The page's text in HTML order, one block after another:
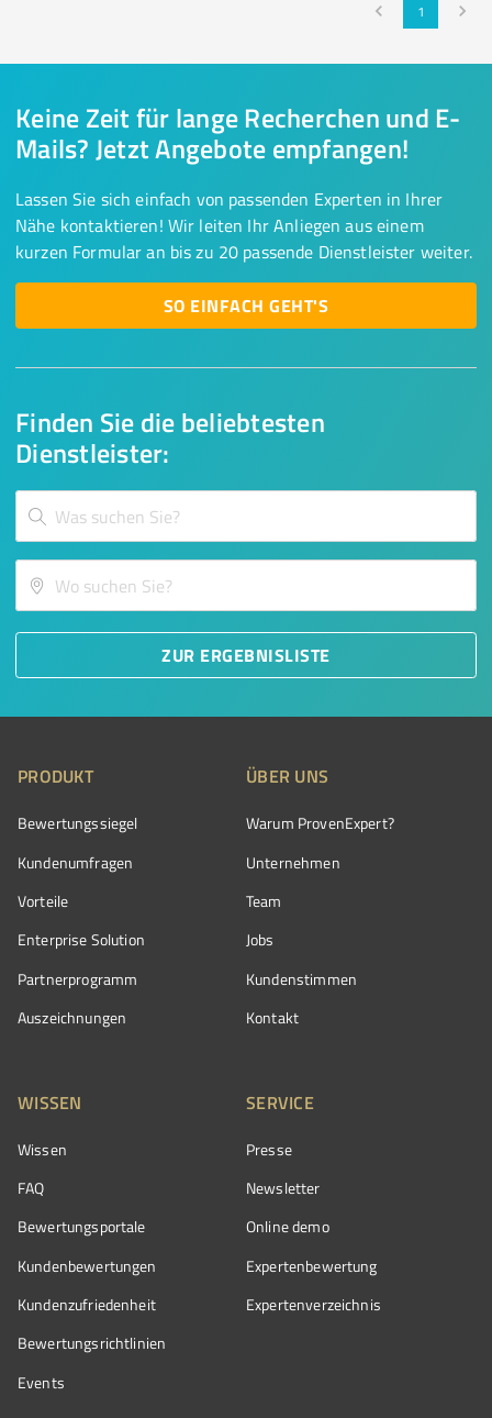
1
Finden Sie die beliebtesten
Dienstleister:
ZUR ERGEBNISLISTE
Keine Zeit für lange Recherchen und E-
Mails? Jetzt Angebote empfangen!
Lassen Sie sich einfach von passenden Experten in Ihrer
Nähe kontaktieren! Wir leiten Ihr Anliegen aus einem
kurzen Formular an bis zu 20 passende Dienstleister weiter.
SO EINFACH GEHT'S
PRODUKT
Bewertungssiegel
Kundenumfragen
Vorteile
Enterprise Solution
Partnerprogramm
Auszeichnungen
ÜBER UNS
Warum ProvenExpert?
Unternehmen
Team
Jobs
Kundenstimmen
Kontakt
WISSEN
Wissen
FAQ
Bewertungsportale
Kundenbewertungen
Kundenzufriedenheit
Bewertungs­richtlinien
Events
SERVICE
Presse
Newsletter
Online demo
Expertenbewertung
Expertenverzeichnis